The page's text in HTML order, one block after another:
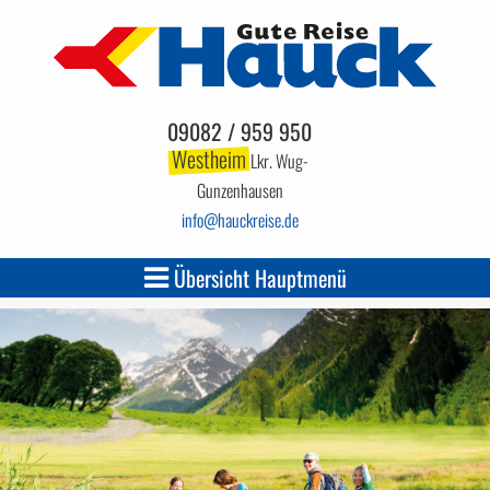
09082 / 959 950
WestheimLkr. Wug-
Gunzenhausen
info hauckreise.de
Übersicht Hauptmenü